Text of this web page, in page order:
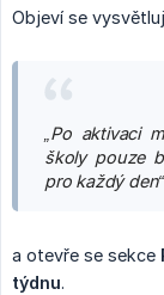
Objeví se
„Po aktivaci
školy pouze
pro každý den“
a otevře se sekce
týdnu.